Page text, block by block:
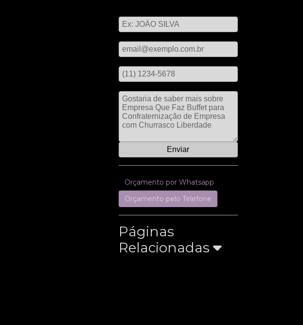
Orçamento por Whatsapp
Orçamento pelo Telefone
Páginas
Relacionadas